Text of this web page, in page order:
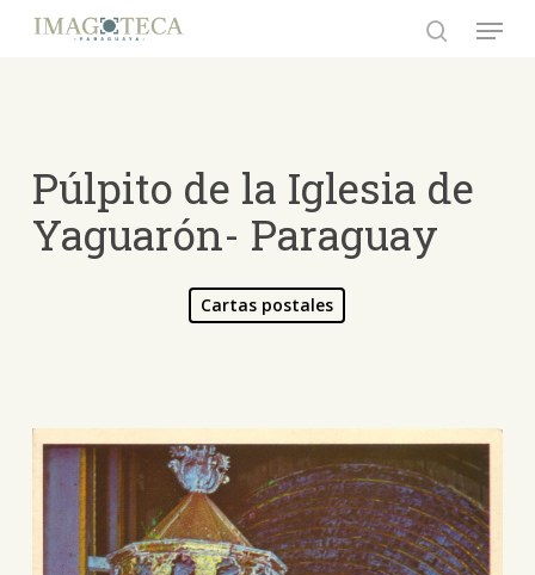
Menu
Púlpito de la Iglesia de
Yaguarón- Paraguay
Cartas postales